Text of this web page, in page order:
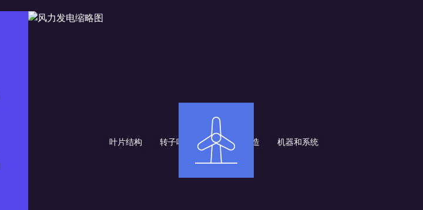
叶片结构 转子叶片维修 缆车建造 机器和系统